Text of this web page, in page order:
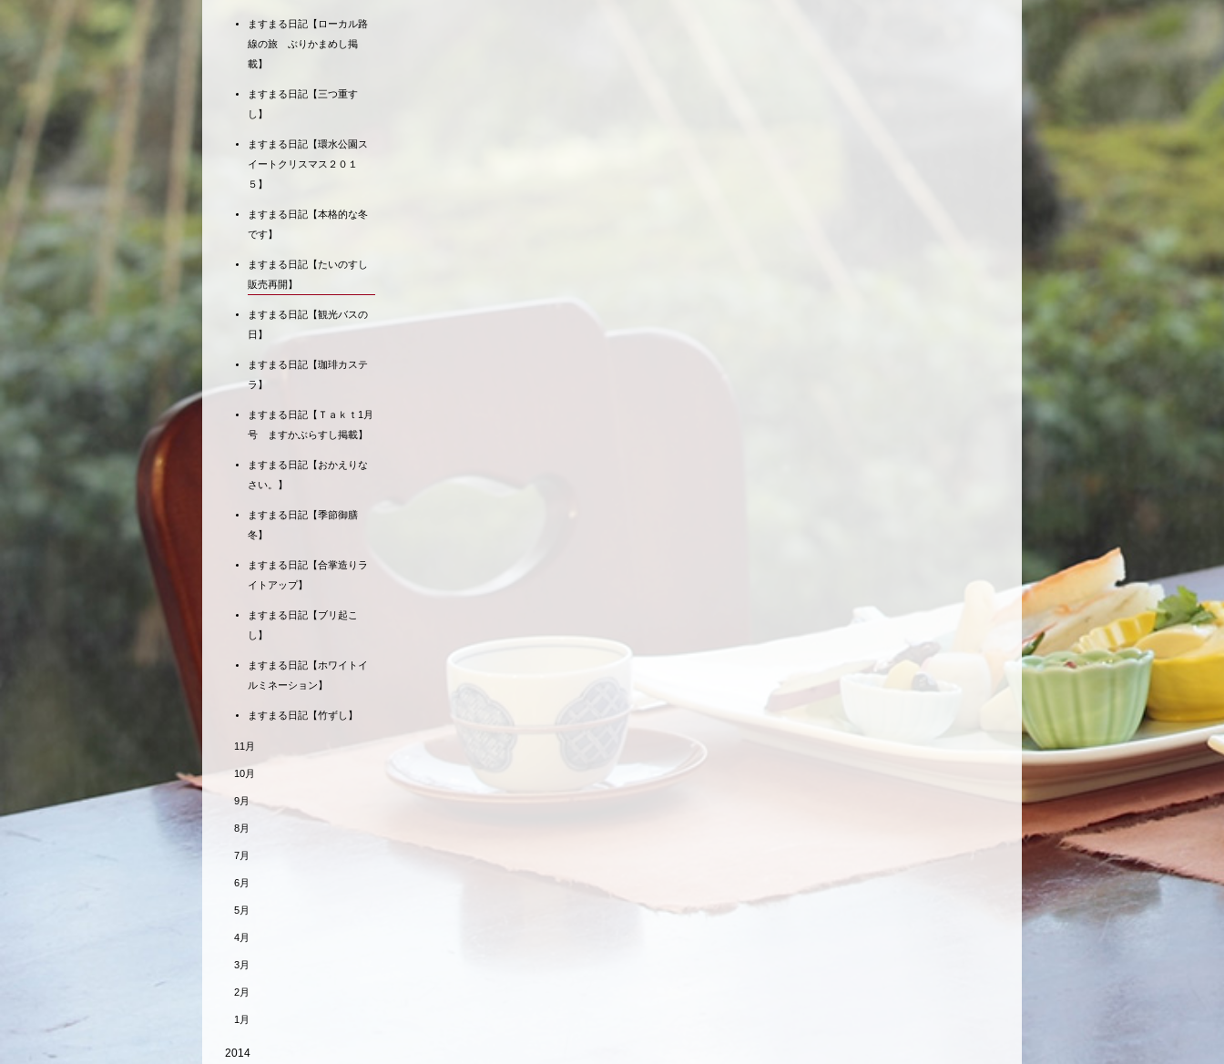
ますまる日記【ローカル路
線の旅 ぶりかまめし掲
載】
ますまる日記【三つ重す
し】
ますまる日記【環水公園ス
イートクリスマス２０１
５】
ますまる日記【本格的な冬
です】
ますまる日記【たいのすし
販売再開】
ますまる日記【観光バスの
日】
ますまる日記【珈琲カステ
ラ】
ますまる日記【Ｔａｋｔ1月
号 ますかぶらすし掲載】
ますまる日記【おかえりな
さい。】
ますまる日記【季節御膳
冬】
ますまる日記【合掌造りラ
イトアップ】
ますまる日記【ブリ起こ
し】
ますまる日記【ホワイトイ
ルミネーション】
ますまる日記【竹ずし】
11月
10月
9月
8月
7月
6月
5月
4月
3月
2月
1月
2014